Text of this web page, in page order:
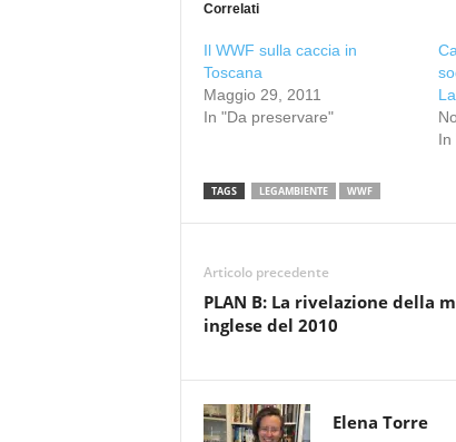
Correlati
Il WWF sulla caccia in
Toscana
Maggio 29, 2011
In "Da preservare"
In
TAGS LEGAMBIENTE WWF
Articolo precedente
PLAN B: La rivelazione della
inglese del 2010
Elena Torre